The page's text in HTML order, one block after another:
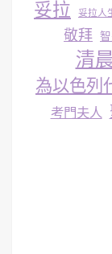
妥拉 妥拉人
敬拜
清
為以色列
考門夫人